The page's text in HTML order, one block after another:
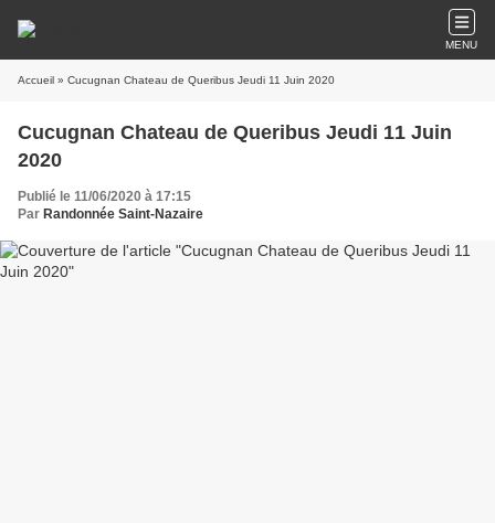
MENU
Accueil » Cucugnan Chateau de Queribus Jeudi 11 Juin 2020
Cucugnan Chateau de Queribus Jeudi 11 Juin
2020
Publié le 11/06/2020 à 17:15
Par Randonnée Saint-Nazaire